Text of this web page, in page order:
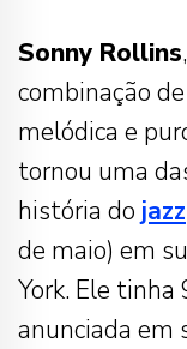
Sonny Rollins
combinação
melódica e
tornou uma
história do jazz
de maio) em
York. Ele tinha
anunciada em